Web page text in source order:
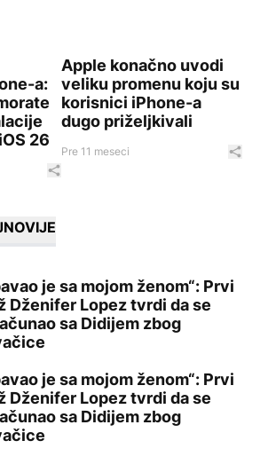
iPhone-a: Pet stvari koje
a:
26
Podeli ovaj članak
Apple konačno uvodi veliku
Apple konačno uvodi
veliku promenu koju su
korisnici iPhone-a
dugo priželjkivali
Pre 11 meseci
ženom“: Prvi muž Dženifer
je sa mojom ženom“: Prvi
Dženifer Lopez tvrdi da se
sa Didijem zbog
ženom“: Prvi muž Dženifer
je sa mojom ženom“: Prvi
Dženifer Lopez tvrdi da se
sa Didijem zbog